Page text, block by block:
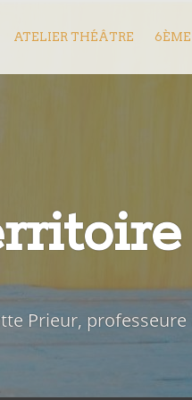
ATELIER THÉÂTRE 6ÈME
Prieur, professeure